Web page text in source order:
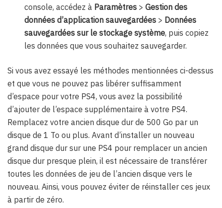
console, accédez à Paramètres >Gestion des
données d’application sauvegardées > Données
sauvegardées sur le stockage système, puis copiez
les données que vous souhaitez sauvegarder.
Si vous avez essayé les méthodes mentionnées ci-dessus
et que vous ne pouvez pas libérer suffisamment
d’espace pour votre PS4, vous avez la possibilité
d’ajouter de l’espace supplémentaire à votre PS4.
Remplacez votre ancien disque dur de 500 Go par un
disque de 1 To ou plus. Avant d’installer un nouveau
grand disque dur sur une PS4 pour remplacer un ancien
disque dur presque plein, il est nécessaire de transférer
toutes les données de jeu de l’ancien disque vers le
nouveau. Ainsi, vous pouvez éviter de réinstaller ces jeux
à partir de zéro.